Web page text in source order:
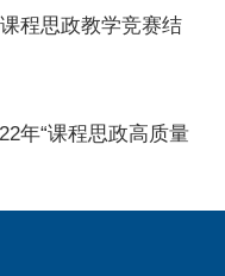
程思政教学竞赛结
年“课程思政高质量